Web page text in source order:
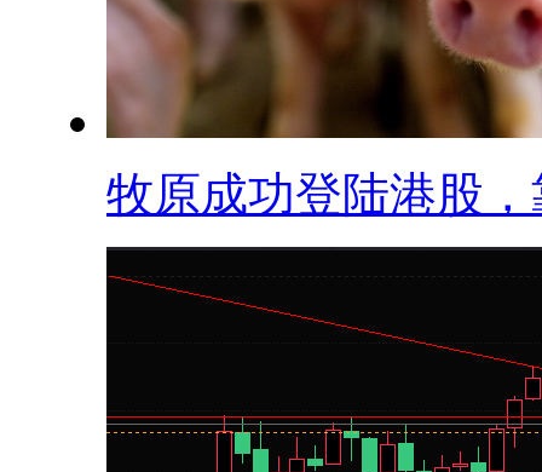
牧原成功登陆港股，